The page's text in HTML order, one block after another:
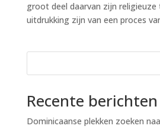
groot deel daarvan zijn
uitdrukking zijn van een proces
Recente berichten
Dominicaanse plekken zoeken